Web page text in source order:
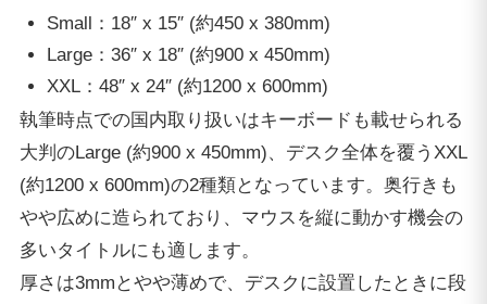
Small：18″ x 15″ (約450 x 380mm)
Large：36″ x 18″ (約900 x 450mm)
XXL：48″ x 24″ (約1200 x 600mm)
執筆時点での国内取り扱いはキーボードも載せられる
大判のLarge (約900 x 450mm)、デスク全体を覆うXXL
(約1200 x 600mm)の2種類となっています。奥行きも
やや広めに造られており、マウスを縦に動かす機会の
多いタイトルにも適します。
厚さは3mmとやや薄めで、デスクに設置したときに段